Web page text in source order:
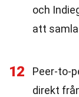
och
att
12
Peer-to-
direkt